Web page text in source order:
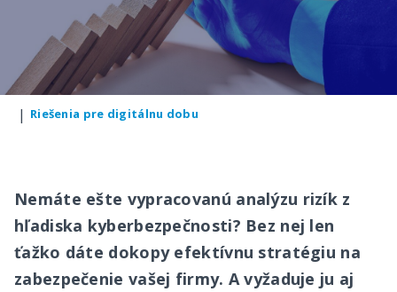
| Riešenia pre digitálnu dobu
Nemáte ešte vypracovanú analýzu rizík z
hľadiska kyberbezpečnosti? Bez nej len
ťažko dáte dokopy efektívnu stratégiu na
zabezpečenie vašej firmy. A vyžaduje ju aj